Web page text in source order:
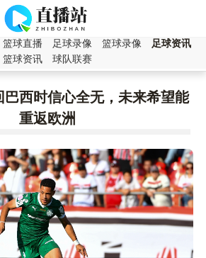
篮球直播 足球录像 篮球录像
足球资讯
篮球资讯
球队联赛
巴西时信心全无，未来希望能
重返欧洲